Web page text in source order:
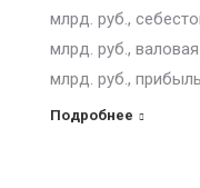
млрд. руб.,
млрд. руб.,
млрд. руб.,
Подробнее